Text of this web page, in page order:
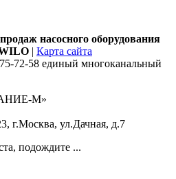
насосного оборудования
| Карта сайта
72-58 единый многоканальный
М»
г.Москва, ул.Дачная, д.7
подождите ...